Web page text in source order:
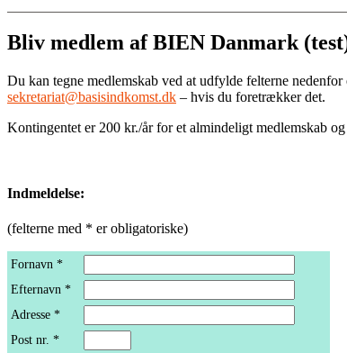
Bliv medlem af BIEN Danmark
Du kan tegne medlemskab ved at udfylde felterne
sekretariat@basisindkomst.dk – hvis du foretrækker det.
Kontingentet er 200 kr./år for et almindeligt medlemskab
Indmeldelse:
(felterne med * er obligatoriske)
Fornavn *
Efternavn *
Adresse *
Post nr. *